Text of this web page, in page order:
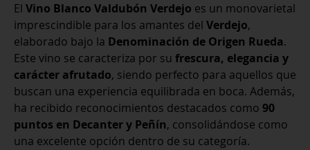
El Vino Blanco Valdubón Verdejo es un monovarietal
imprescindible para los amantes del Verdejo,
elaborado bajo la Denominación de Origen Rueda.
Este vino se caracteriza por su frescura, elegancia y
carácter afrutado, siendo perfecto para aquellos que
buscan una experiencia equilibrada en boca. Además,
ha recibido reconocimientos destacados como 90
puntos en Decanter y Peñín, consolidándose como
una excelente opción dentro de su categoría.